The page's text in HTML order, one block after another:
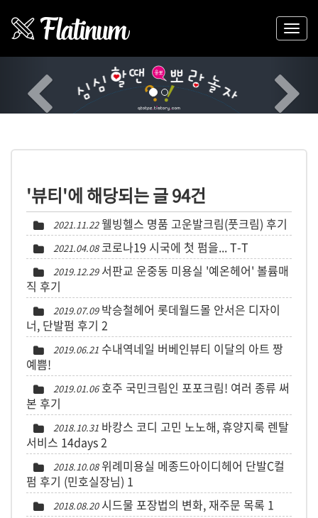
'뷰티'에 해당되는 글 94건
2021.11.22 웰빙헬스 명품 고운발크림(풋크림) 후기
2021.04.08 코로나19 시국에 첫 펌을... T-T
2019.12.29 서판교 운중동 미용실 '예온헤어' 볼륨매
직 후기
2019.07.09 박승철헤어 롯데월드몰 안서은 디자이
너, 단발펌 후기 2
2019.06.21 수내역네일 버베인뷰티 이달의 아트 짱
예쁨!
2019.01.06 호주 국민크림인 포포크림! 여러 종류 써
본 후기
2018.10.31 바캉스 코디 고민 노노해, 휴양지룩 렌탈
서비스 14days2
2018.10.08 위례미용실 메종드아이디헤어 단발C컬
펌 후기 (민호실장님) 1
2018.08.20 시드물 포장법의 변화, 재주문 목록 1